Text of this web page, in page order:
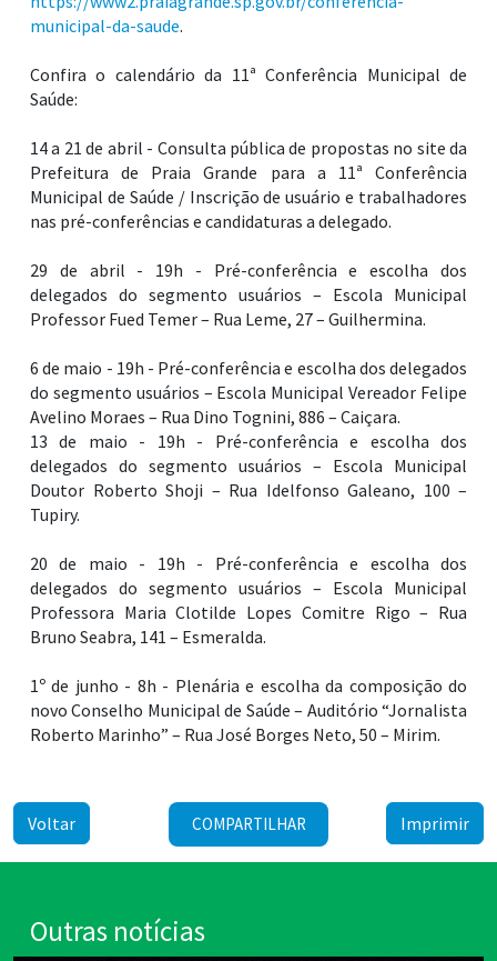
municipal-da-saude.
Confira o calendário da 11ª Conferência Municipal de
Saúde:
14 a 21 de abril - Consulta pública de propostas no site da
Prefeitura de Praia Grande para a 11ª Conferência
Municipal de Saúde / Inscrição de usuário e trabalhadores
nas pré-conferências e candidaturas a delegado.
29 de abril - 19h - Pré-conferência e escolha dos
delegados do segmento usuários – Escola Municipal
Professor Fued Temer – Rua Leme, 27 – Guilhermina.
6 de maio - 19h - Pré-conferência e escolha dos delegados
do segmento usuários – Escola Municipal Vereador Felipe
Avelino Moraes – Rua Dino Tognini, 886 – Caiçara.
13 de maio - 19h - Pré-conferência e escolha dos
delegados do segmento usuários – Escola Municipal
Doutor Roberto Shoji – Rua Idelfonso Galeano, 100 –
Tupiry.
20 de maio - 19h - Pré-conferência e escolha dos
delegados do segmento usuários – Escola Municipal
Professora Maria Clotilde Lopes Comitre Rigo – Rua
Bruno Seabra, 141 – Esmeralda.
1º de junho - 8h - Plenária e escolha da composição do
novo Conselho Municipal de Saúde – Auditório “Jornalista
Roberto Marinho” – Rua José Borges Neto, 50 – Mirim.
Voltar COMPARTILHAR Imprimir
Outras notícias